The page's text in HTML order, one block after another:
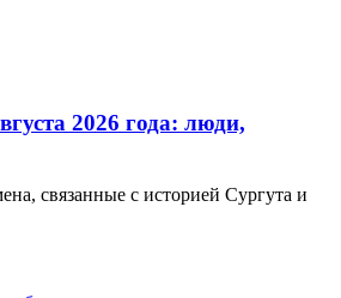
2026 года: люди,
связанные с историей Сургута и